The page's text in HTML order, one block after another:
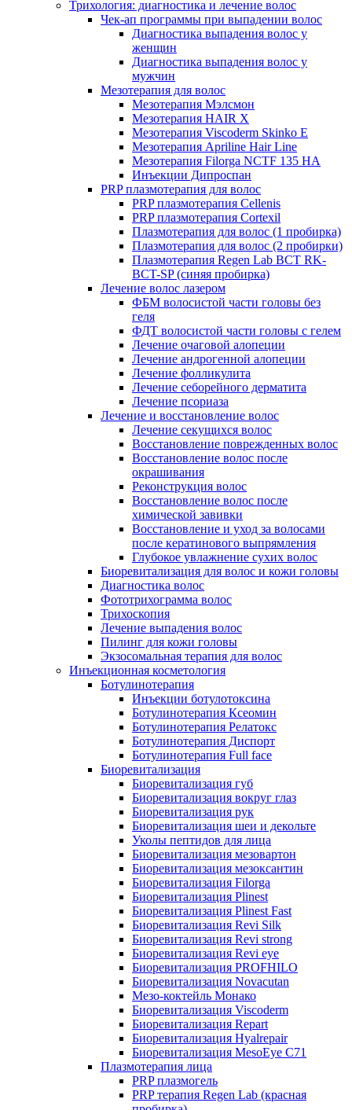
Трихология: диагностика и лечение волос
Чек-ап программы при выпадении волос
Диагностика выпадения волос у
женщин
Диагностика выпадения волос у
мужчин
Мезотерапия для волос
Мезотерапия Мэлсмон
Мезотерапия HAIR X
Мезотерапия Viscoderm Skinko E
Мезотерапия Apriline Hair Line
Мезотерапия Filorga NCTF 135 HA
Инъекции Дипроспан
PRP плазмотерапия для волос
PRP плазмотерапия Cellenis
PRP плазмотерапия Cortexil
Плазмотерапия для волос (1 пробирка)
Плазмотерапия для волос (2 пробирки)
Плазмотерапия Regen Lab BCT RK-
BCT-SP (синяя пробирка)
Лечение волос лазером
ФБМ волосистой части головы без
геля
ФДТ волосистой части головы с гелем
Лечение очаговой алопеции
Лечение андрогенной алопеции
Лечение фолликулита
Лечение себорейного дерматита
Лечение псориаза
Лечение и восстановление волос
Лечение секущихся волос
Восстановление поврежденных волос
Восстановление волос после
окрашивания
Реконструкция волос
Восстановление волос после
химической завивки
Восстановление и уход за волосами
после кератинового выпрямления
Глубокое увлажнение сухих волос
Биоревитализация для волос и кожи головы
Диагностика волос
Фототрихограмма волос
Трихоскопия
Лечение выпадения волос
Пилинг для кожи головы
Экзосомальная терапия для волос
Инъекционная косметология
Ботулинотерапия
Инъекции ботулотоксина
Ботулинотерапия Ксеомин
Ботулинотерапия Релатокс
Ботулинотерапия Диспорт
Ботулинотерапия Full face
Биоревитализация
Биоревитализация губ
Биоревитализация вокруг глаз
Биоревитализация рук
Биоревитализация шеи и декольте
Уколы пептидов для лица
Биоревитализация мезовартон
Биоревитализация мезоксантин
Биоревитализация Filorga
Биоревитализация Plinest
Биоревитализация Plinest Fast
Биоревитализация Revi Silk
Биоревитализация Revi strong
Биоревитализация Revi eye
Биоревитализация PROFHILO
Биоревитализация Novacutan
Мезо-коктейль Монако
Биоревитализация Viscoderm
Биоревитализация Repart
Биоревитализация Hyalrepair
Биоревитализация MesoEye C71
Плазмотерапия лица
PRP плазмогель
PRP терапия Regen Lab (красная